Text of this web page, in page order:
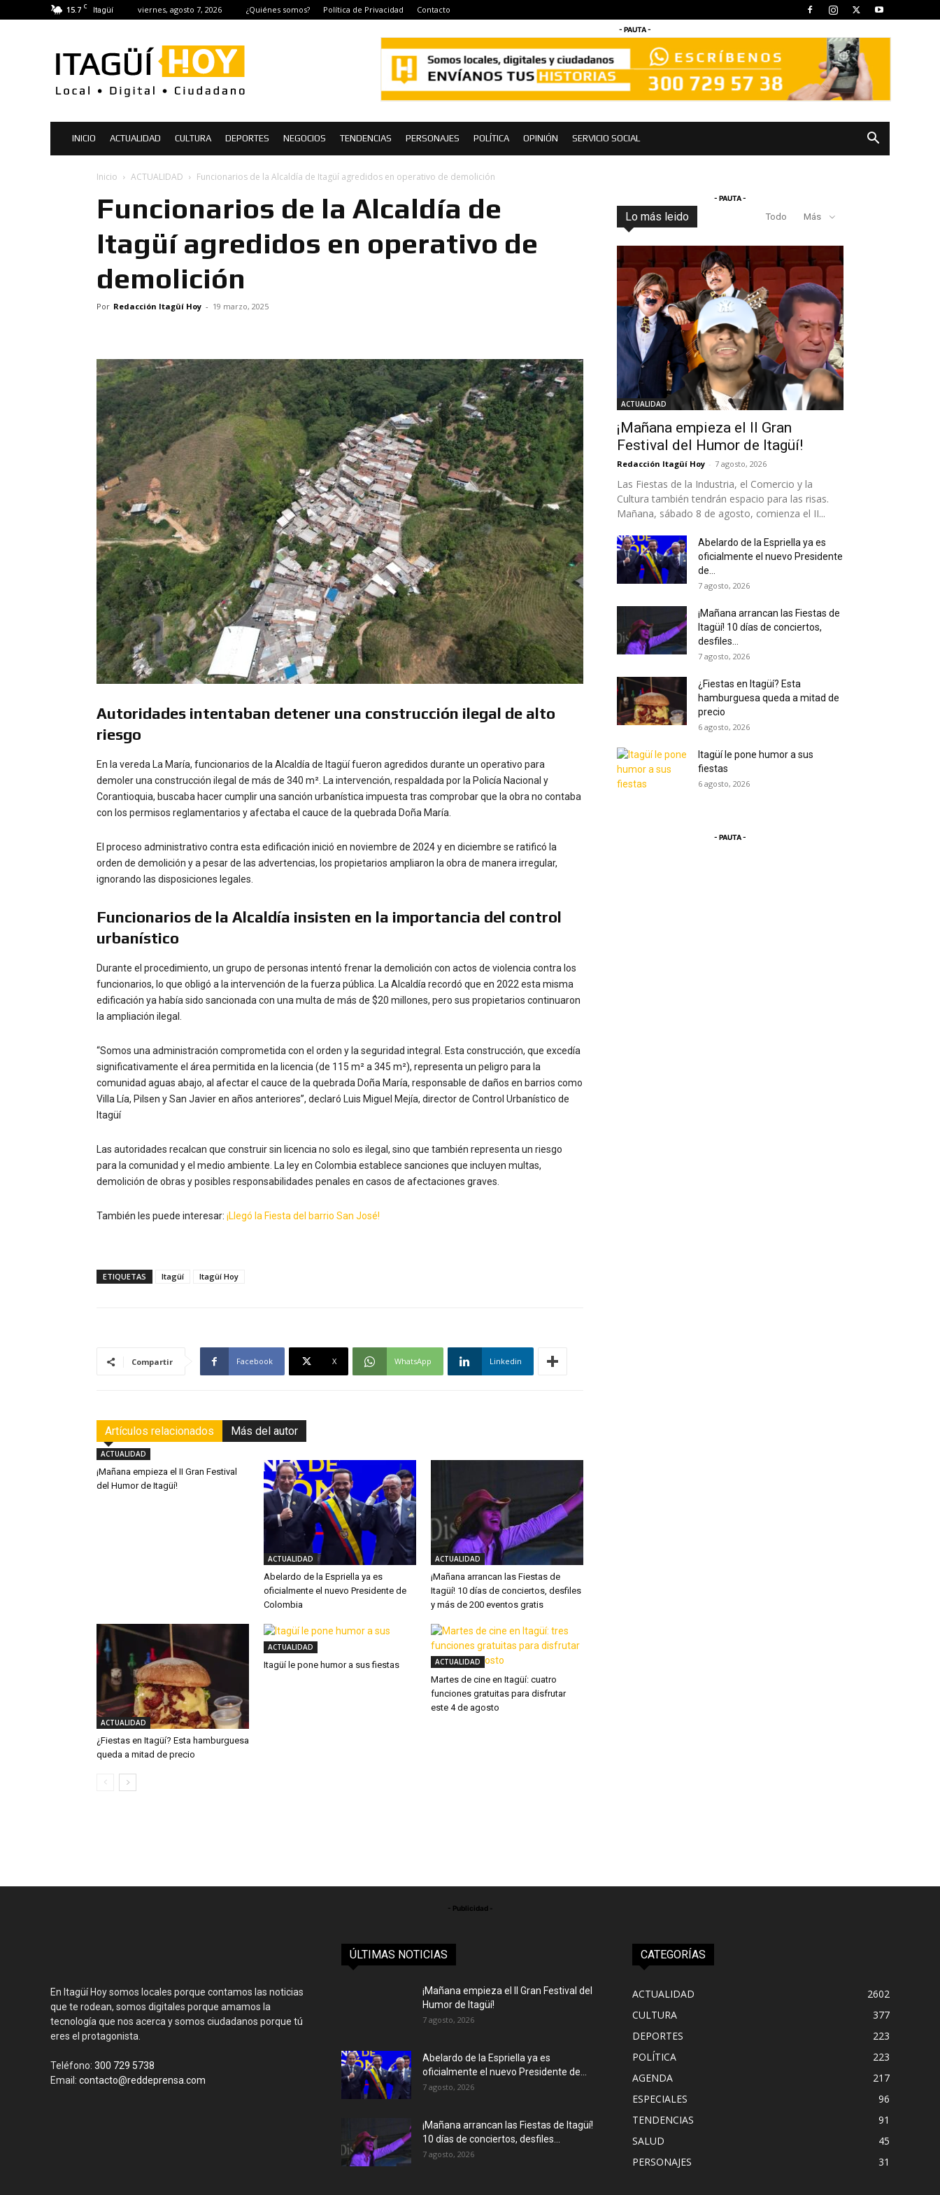
15.7 C Itagüí viernes, agosto 7, 2026 ¿Quiénes somos? Política de Privacidad Contacto
Hoy
|
Noticias
Itagüí
- PAUTA -
INICIO ACTUALIDAD CULTURA DEPORTES NEGOCIOS TENDENCIAS PERSONAJES POLÍTICA OPINIÓN SERVICIO SOCIAL
Inicio ACTUALIDAD Funcionarios de la Alcaldía de Itagüí agredidos en operativo de demolición
Funcionarios de la Alcaldía de
Itagüí agredidos en operativo de
demolición
Por Redacción Itagüí Hoy - 19 marzo, 2025
Autoridades intentaban detener una construcción ilegal de alto
riesgo
En la vereda La María, funcionarios de la Alcaldía de Itagüí fueron agredidos durante un operativo para
demoler una construcción ilegal de más de 340 m². La intervención, respaldada por la Policía Nacional y
Corantioquia, buscaba hacer cumplir una sanción urbanística impuesta tras comprobar que la obra no contaba
con los permisos reglamentarios y afectaba el cauce de la quebrada Doña María.
El proceso administrativo contra esta edificación inició en noviembre de 2024 y en diciembre se ratificó la
orden de demolición y a pesar de las advertencias, los propietarios ampliaron la obra de manera irregular,
ignorando las disposiciones legales.
Funcionarios de la Alcaldía insisten en la importancia del control
urbanístico
Durante el procedimiento, un grupo de personas intentó frenar la demolición con actos de violencia contra los
funcionarios, lo que obligó a la intervención de la fuerza pública. La Alcaldía recordó que en 2022 esta misma
edificación ya había sido sancionada con una multa de más de $20 millones, pero sus propietarios continuaron
la ampliación ilegal.
“Somos una administración comprometida con el orden y la seguridad integral. Esta construcción, que excedía
significativamente el área permitida en la licencia (de 115 m² a 345 m²), representa un peligro para la
comunidad aguas abajo, al afectar el cauce de la quebrada Doña María, responsable de daños en barrios como
Villa Lía, Pilsen y San Javier en años anteriores”, declaró Luis Miguel Mejía, director de Control Urbanístico de
Itagüí
Las autoridades recalcan que construir sin licencia no solo es ilegal, sino que también representa un riesgo
para la comunidad y el medio ambiente. La ley en Colombia establece sanciones que incluyen multas,
demolición de obras y posibles responsabilidades penales en casos de afectaciones graves.
También les puede interesar: ¡Llegó la Fiesta del barrio San José!
ETIQUETAS Itagüí Itagüí Hoy
Compartir Facebook X WhatsApp Linkedin
Artículos relacionados Más del autor
ACTUALIDAD
¡Mañana empieza el II Gran Festival
del Humor de Itagüí!
ACTUALIDAD
Abelardo de la Espriella ya es
oficialmente el nuevo Presidente de
Colombia
ACTUALIDAD
¡Mañana arrancan las Fiestas de
Itagüí! 10 días de conciertos, desfiles
y más de 200 eventos gratis
ACTUALIDAD
¿Fiestas en Itagüí? Esta hamburguesa
queda a mitad de precio
ACTUALIDAD
Itagüí le pone humor a sus fiestas ACTUALIDAD
Martes de cine en Itagüí: cuatro
funciones gratuitas para disfrutar
este 4 de agosto
- PAUTA -
Lo más leido Todo Más
ACTUALIDAD
¡Mañana empieza el II Gran
Festival del Humor de Itagüí!
Redacción Itagüí Hoy - 7 agosto, 2026
Las Fiestas de la Industria, el Comercio y la
Cultura también tendrán espacio para las risas.
Mañana, sábado 8 de agosto, comienza el II...
Abelardo de la Espriella ya es
oficialmente el nuevo Presidente
de...
7 agosto, 2026
¡Mañana arrancan las Fiestas de
Itagüí! 10 días de conciertos,
desfiles...
7 agosto, 2026
¿Fiestas en Itagüí? Esta
hamburguesa queda a mitad de
precio
6 agosto, 2026
Itagüí le pone humor a sus
fiestas
6 agosto, 2026
- PAUTA -
- Publicidad -
En Itagüí Hoy somos locales porque contamos las noticias
que te rodean, somos digitales porque amamos la
tecnología que nos acerca y somos ciudadanos porque tú
eres el protagonista.
Teléfono: 300 729 5738
Email: contacto@reddeprensa.com
ÚLTIMAS NOTICIAS
¡Mañana empieza el II Gran Festival del
Humor de Itagüí!
7 agosto, 2026
Abelardo de la Espriella ya es
oficialmente el nuevo Presidente de...
7 agosto, 2026
¡Mañana arrancan las Fiestas de Itagüí!
10 días de conciertos, desfiles...
7 agosto, 2026
CATEGORÍAS
ACTUALIDAD
2602
CULTURA
377
DEPORTES
223
POLÍTICA
223
AGENDA
217
ESPECIALES
96
TENDENCIAS
91
SALUD
45
PERSONAJES
31